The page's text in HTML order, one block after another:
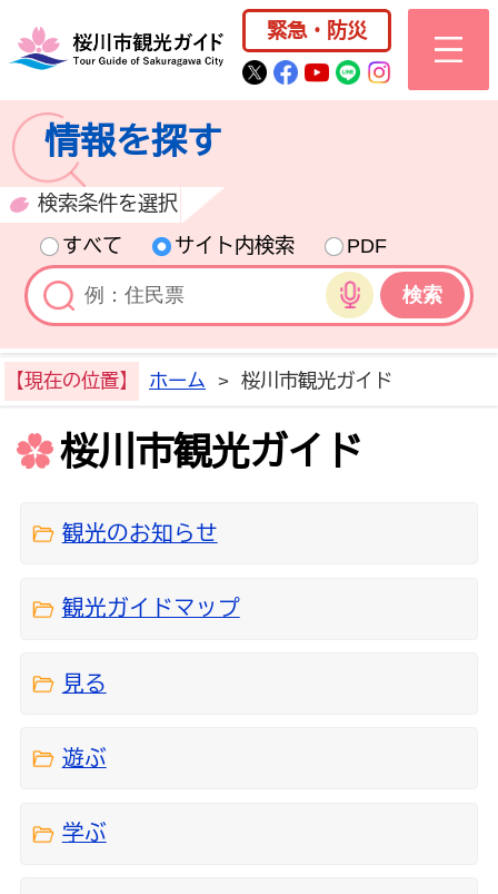
桜川市公式ホー
緊急・防災
桜川市公式Twitter
桜川市公式
桜川市公式
桜川市公式
情報を探す
検索条件を選択
すべて
サイト内検索
PDF
音声検索
【現在の位置】 ホーム > 桜川市観光ガイド
桜川市観光ガイド
観光のお知らせ
観光ガイドマップ
見る
遊ぶ
学ぶ